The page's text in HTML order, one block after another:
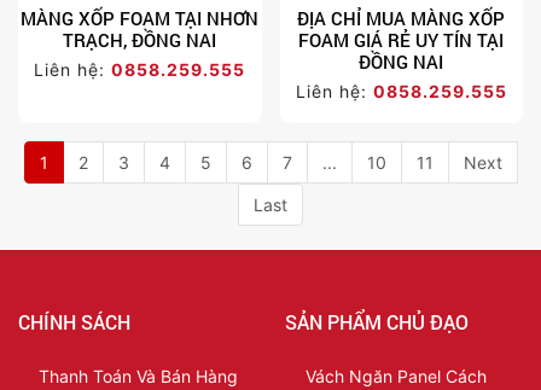
MÀNG XỐP FOAM TẠI NHƠN
TRẠCH, ĐỒNG NAI
Liên hệ:0858.259.555
ĐỊA CHỈ MUA MÀNG XỐP
FOAM GIÁ RẺ UY TÍN TẠI
ĐỒNG NAI
Liên hệ: 0858.259.555
1 2 3 4 5 6 7 ... 10 11 Next
Last
CHÍNH SÁCH
Thanh Toán Và Bán Hàng
SẢN PHẨM CHỦ ĐẠO
Vách Ngăn Panel Cách